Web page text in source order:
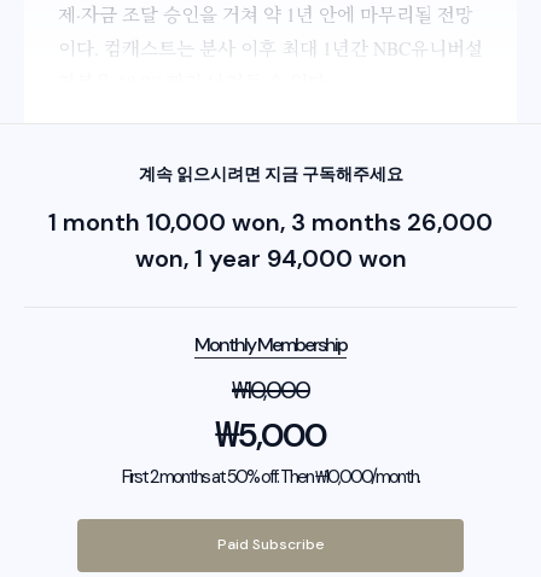
제·자금 조달 승인을 거쳐 약 1년 안에 마무리될 전망
이다. 컴캐스트는 분사 이후 최대 1년간 NBC유니버설
계속 읽으시려면 지금 구독해주세요
1 month 10,000 won, 3 months 26,000
won, 1 year 94,000 won
Monthly Membership
₩10,000
₩5,000
First 2 months at 50% off. Then ₩10,000/month.
Paid Subscribe